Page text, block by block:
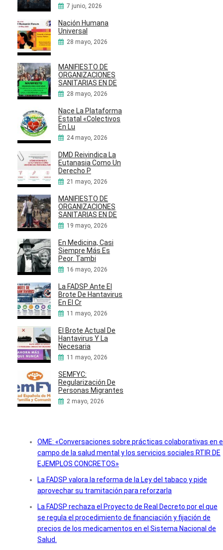
7 junio, 2026
Nación Humana
Universal
28 mayo, 2026
MANIFIESTO DE
ORGANIZACIONES
SANITARIAS EN DE
28 mayo, 2026
Nace La Plataforma
Estatal «Colectivos
En Lu
24 mayo, 2026
DMD Reivindica La
Eutanasia Como Un
Derecho P
21 mayo, 2026
MANIFIESTO DE
ORGANIZACIONES
SANITARIAS EN DE
19 mayo, 2026
En Medicina, Casi
Siempre Más Es
Peor. Tambi
16 mayo, 2026
La FADSP Ante El
Brote De Hantavirus
En El Cr
11 mayo, 2026
El Brote Actual De
Hantavirus Y La
Necesaria
11 mayo, 2026
SEMFYC:
Regularización De
Personas Migrantes
2 mayo, 2026
OME: «Conversaciones sobre prácticas colaborativas en
campo de la salud mental y los servicios sociales RTIR DE
EJEMPLOS CONCRETOS»
La FADSP valora la reforma de la Ley del tabaco y pide
aprovechar su tramitación para reforzarla
La FADSP rechaza el Proyecto de Real Decreto por el que
se regula el procedimiento de financiación y fijación de
precios de los medicamentos en el Sistema Nacional de
Salud.